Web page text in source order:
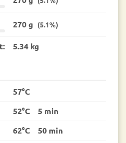
270 g (5.1%)
5.34 kg
57°C
52°C
5 min
62°C
50 min